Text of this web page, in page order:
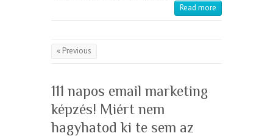
Read more
« Previous
111 napos email marketing
képzés! Miért nem
hagyhatod ki te sem az